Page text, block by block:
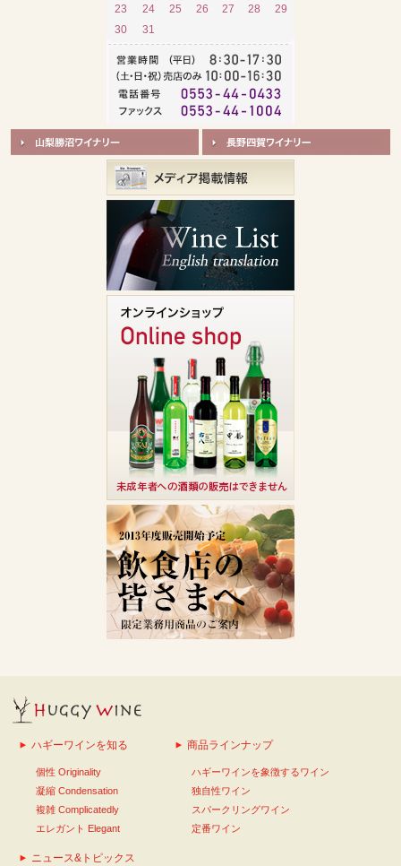
23
24 25 26 27 28
29
30
31
ハギーワインを知る
個性 Originality
凝縮 Condensation
複雑 Complicatedly
エレガント Elegant
商品ラインナップ
ハギーワインを象徴するワイン
独自性ワイン
スパークリングワイン
定番ワイン
ニュース&トピックス